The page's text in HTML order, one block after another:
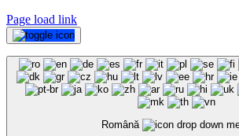
Page load link
Română